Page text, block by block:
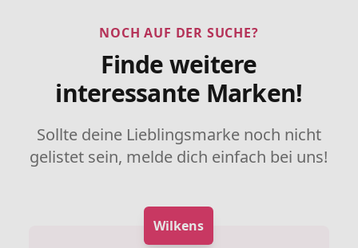
NOCH AUF DER SUCHE?
Finde weitere
interessante Marken!
Sollte deine Lieblingsmarke noch nicht
gelistet sein, melde dich einfach bei uns!
Wilkens